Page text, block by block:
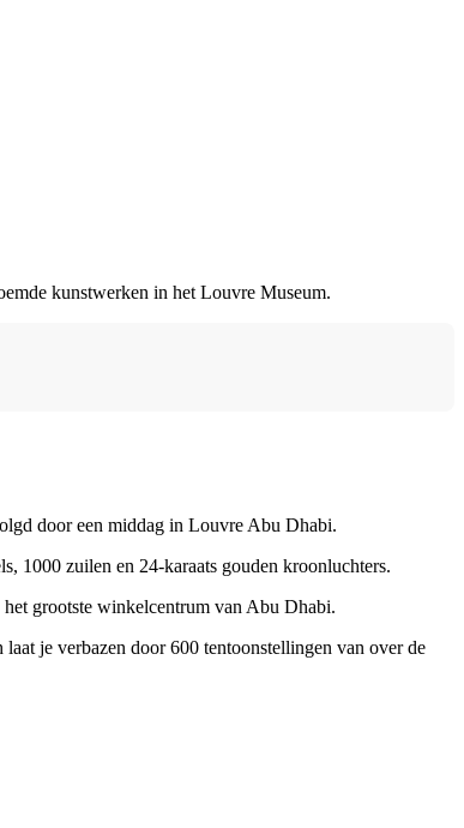
kunstwerken in het Louvre Museum.
door een middag in Louvre Abu Dhabi.
1000 zuilen en 24-karaats gouden kroonluchters.
grootste winkelcentrum van Abu Dhabi.
je verbazen door 600 tentoonstellingen van over de